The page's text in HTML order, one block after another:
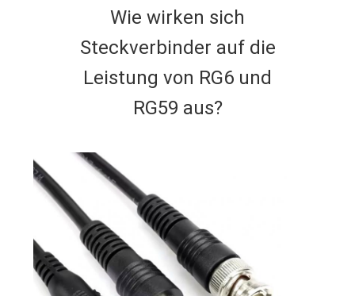
Wie wirken sich
Steckverbinder auf die
Leistung von RG6 und
RG59 aus?